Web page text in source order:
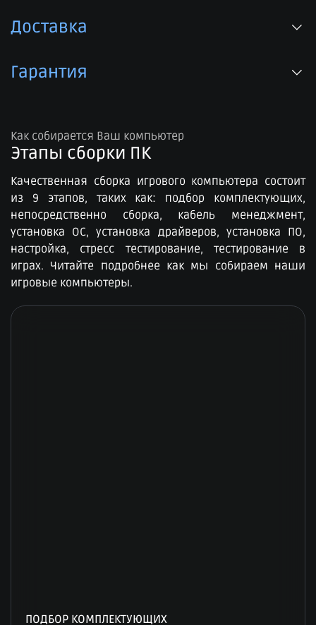
Доставка
Гарантия
Как собирается Ваш компьютер
Этапы сборки ПК​
Качественная сборка игрового компьютера состоит
из 9 этапов, таких как: подбор комплектующих,
непосредственно сборка, кабель менеджмент,
установка ОС, установка драйверов, установка ПО,
настройка, стресс тестирование, тестирование в
играх. Читайте подробнее как мы собираем наши
игровые компьютеры.
ПОДБОР КОМПЛЕКТУЮЩИХ